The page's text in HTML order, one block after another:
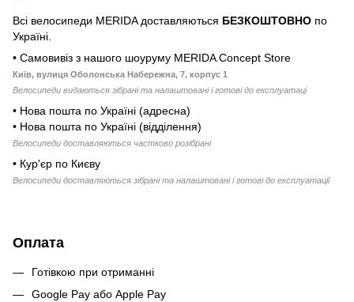
Всі велосипеди MERIDA доставляються БЕЗКОШТОВНО по
Україні.
• Самовивіз з нашого шоуруму MERIDA Concept Store
Київ, вулиця Оболонська Набережна, 7, корпус 1
Велосипеди видаються зібрані та налаштовані і готові до експлуатаці
• Нова пошта по Україні (адресна)
• Нова пошта по Україні (відділення)
Велосипеди доставляються частково розібрані
• Кур'єр по Києву
Велосипеди доставляються зібрані та налаштовані і готові до експлуатації
Оплата
Готівкою при отриманні
Google Pay або Apple Pay